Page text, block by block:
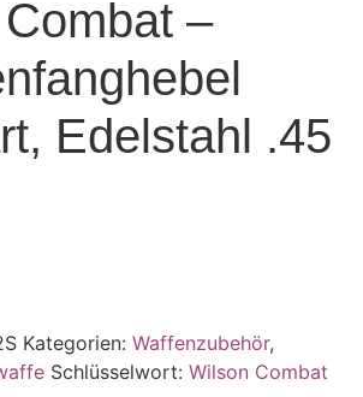
–
Edelstahl .45
Kategorien: Waffenzubehör,
Schlüsselwort: Wilson Combat